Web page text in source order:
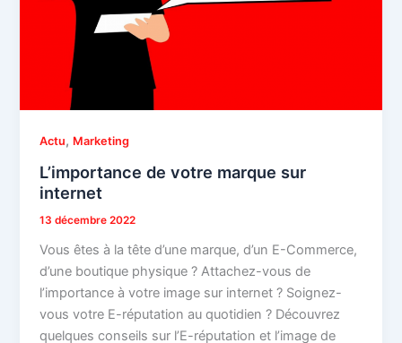
Actu, Marketing
L’importance de votre marque sur
internet
13 décembre 2022
Vous êtes à la tête d’une marque, d’un E-Commerce,
d’une boutique physique ? Attachez-vous de
l’importance à votre image sur internet ? Soignez-
vous votre E-réputation au quotidien ? Découvrez
quelques conseils sur l’E-réputation et l’image de